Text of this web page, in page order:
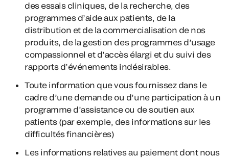
des essais cliniques, de la recherche, des
programmes d’aide aux patients, de la
distribution et de la commercialisation de nos
produits, de la gestion des programmes d’usage
compassionnel et d’accès élargi et du suivi des
rapports d’événements indésirables.
Toute information que vous fournissez dans le
cadre d’une demande ou d’une participation à un
programme d’assistance ou de soutien aux
patients (par exemple, des informations sur les
difficultés financières)
Les informations relatives au paiement dont nous